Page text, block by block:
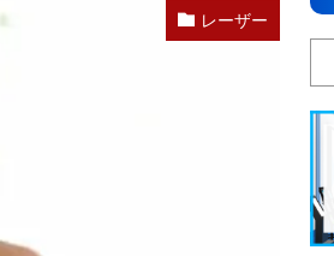
レーザー